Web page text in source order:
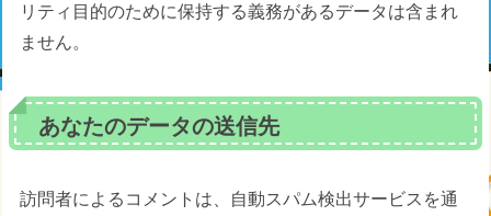
リティ目的のために保持する義務があるデータは含まれ
ません。
あなたのデータの送信先
訪問者によるコメントは、自動スパム検出サービスを通